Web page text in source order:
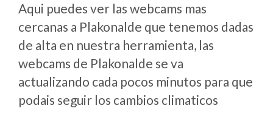
Aqui puedes ver las webcams mas
cercanas a Plakonalde que tenemos dadas
de alta en nuestra herramienta, las
webcams de Plakonalde se va
actualizando cada pocos minutos para que
podais seguir los cambios climaticos